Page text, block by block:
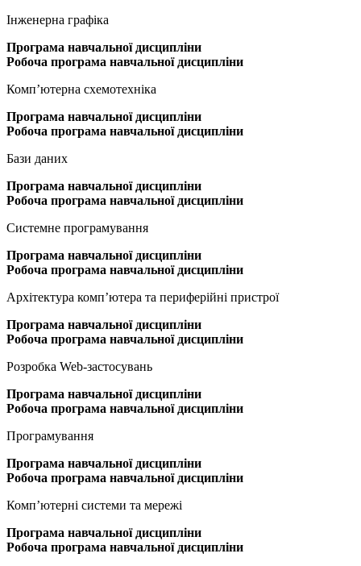
Інженерна графіка
Програма навчальної дисципліни
Робоча програма навчальної дисципліни
Комп’ютерна схемотехніка
Програма навчальної дисципліни
Робоча програма навчальної дисципліни
Бази даних
Програма навчальної дисципліни
Робоча програма навчальної дисципліни
Системне програмування
Програма навчальної дисципліни
Робоча програма навчальної дисципліни
Архітектура комп’ютера та периферійні пристрої
Програма навчальної дисципліни
Робоча програма навчальної дисципліни
Розробка Web-застосувань
Програма навчальної дисципліни
Робоча програма навчальної дисципліни
Програмування
Програма навчальної дисципліни
Робоча програма навчальної дисципліни
Комп’ютерні системи та мережі
Програма навчальної дисципліни
Робоча програма навчальної дисципліни